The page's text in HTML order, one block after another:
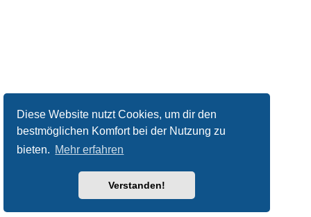
Diese Website nutzt Cookies, um dir den
bestmöglichen Komfort bei der Nutzung zu
bieten. Mehr erfahren
Verstanden!